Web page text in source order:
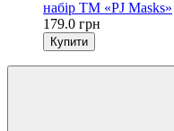
набір TM «PJ Masks»
179.0 грн
Купити